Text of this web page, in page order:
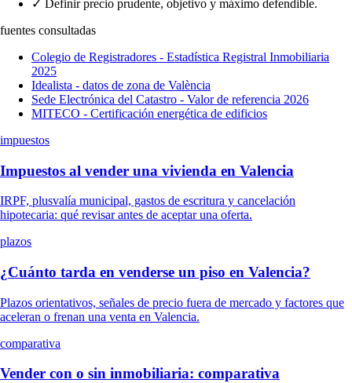
✓
Definir precio prudente, objetivo y máximo defendible.
fuentes consultadas
Colegio de Registradores - Estadística Registral Inmobiliaria
2025
Idealista - datos de zona de València
Sede Electrónica del Catastro - Valor de referencia 2026
MITECO - Certificación energética de edificios
impuestos
Impuestos al vender una vivienda en Valencia
IRPF, plusvalía municipal, gastos de escritura y cancelación
hipotecaria: qué revisar antes de aceptar una oferta.
plazos
¿Cuánto tarda en venderse un piso en Valencia?
Plazos orientativos, señales de precio fuera de mercado y factores que
aceleran o frenan una venta en Valencia.
comparativa
Vender con o sin inmobiliaria: comparativa